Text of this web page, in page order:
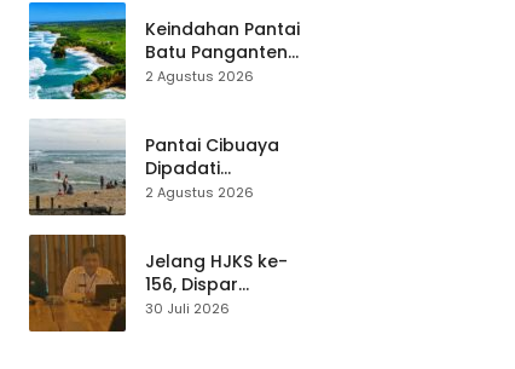
Mitigasi hingga
Teknik Evakuasi
Keindahan Pantai
Batu Panganten
Mulai Dilirik
2 Agustus 2026
Pantai Cibuaya
Dipadati
Wisatawan,
Waspada
2 Agustus 2026
Jelang HJKS ke-
156, Dispar
Kabupaten
30 Juli 2026